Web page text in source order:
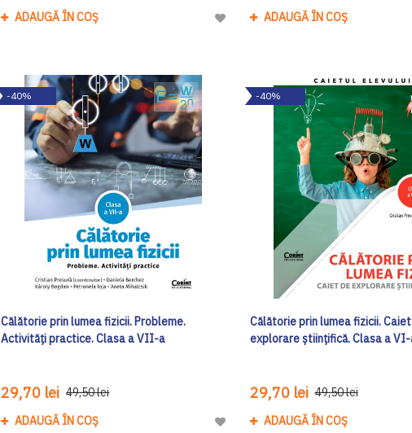
ADAUGĂ ÎN COȘ
Adaugă
Dorinte
ADAUGĂ ÎN COȘ
-40%
Călătorie prin lumea fizicii. Probleme.
Activități practice. Clasa a VII-a
29,70 lei 49,50 lei
ADAUGĂ ÎN COȘ
Adaugă
-40%
Călătorie prin lumea fizicii.
explorare științifică. Clasa a
29,70 lei 49,50 lei
ADAUGĂ ÎN COȘ